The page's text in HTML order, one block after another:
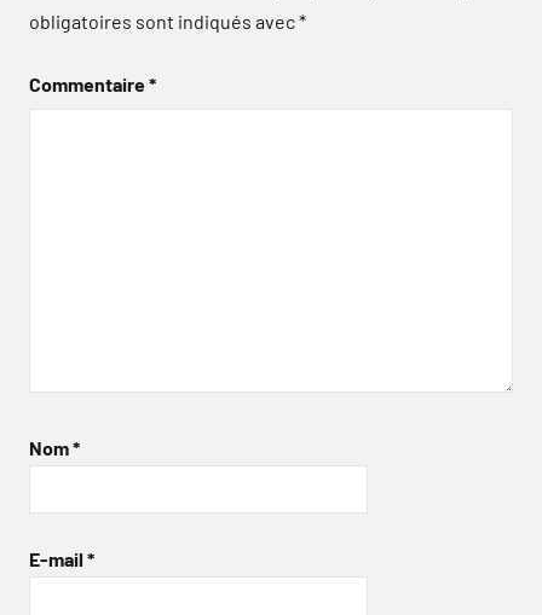
obligatoires sont indiqués avec*
Commentaire*
Nom*
E-mail *